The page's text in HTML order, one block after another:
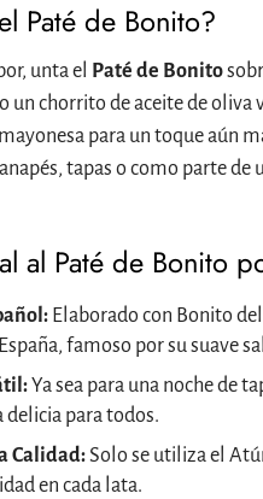
Paté de Bonito?
unta el Paté de Bonito
un chorrito de aceite de oliva
para un toque aún
tapas o como parte
al Paté de Bonito
Elaborado con Bonito
famoso por su suave
Ya sea para una noche de
delicia para todos.
Calidad:Solo se utiliza el
en cada lata.